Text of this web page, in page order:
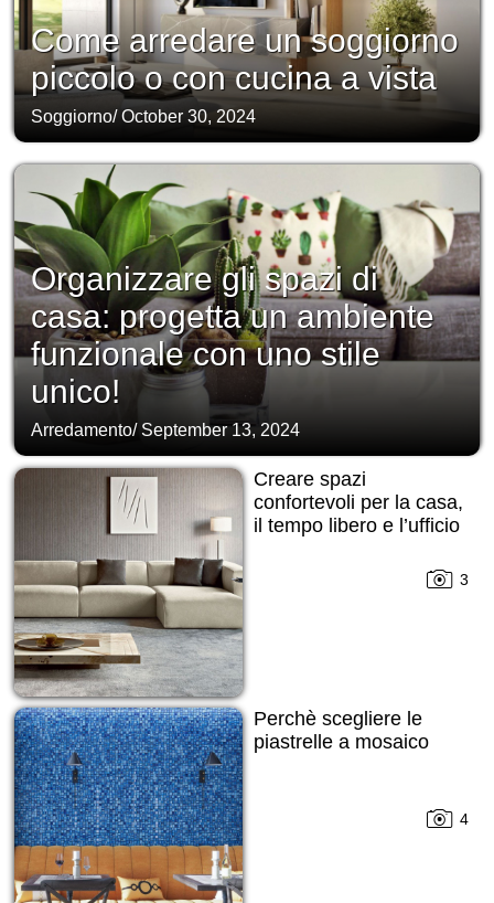
Come arredare un soggiorno
piccolo o con cucina a vista
Soggiorno/October 30, 2024
Organizzare gli spazi di
casa: progetta un ambiente
funzionale con uno stile
unico!
Arredamento/ September 13, 2024
Creare spazi
confortevoli per la casa,
il tempo libero e l’ufficio
3
Perchè scegliere le
piastrelle a mosaico
4